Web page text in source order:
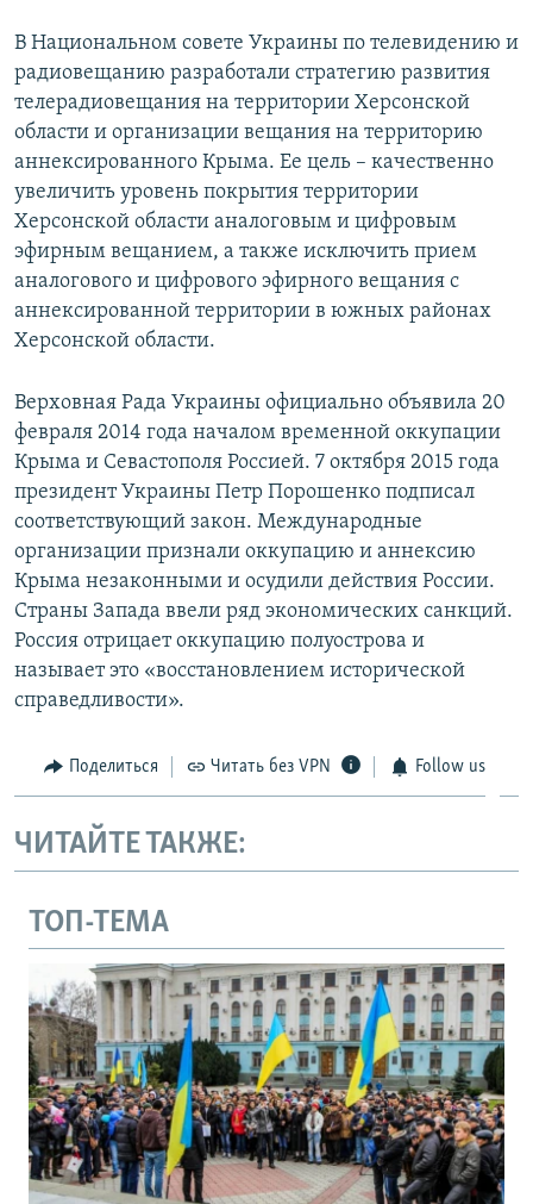
В Национальном совете Украины по телевидению и
радиовещанию разработали стратегию развития
телерадиовещания на территории Херсонской
области и организации вещания на территорию
аннексированного Крыма. Ее цель – качественно
увеличить уровень покрытия территории
Херсонской области аналоговым и цифровым
эфирным вещанием, а также исключить прием
аналогового и цифрового эфирного вещания с
аннексированной территории в южных районах
Херсонской области.
Верховная Рада Украины официально объявила 20
февраля 2014 года началом временной оккупации
Крыма и Севастополя Россией. 7 октября 2015 года
президент Украины Петр Порошенко подписал
соответствующий закон. Международные
организации признали оккупацию и аннексию
Крыма незаконными и осудили действия России.
Страны Запада ввели ряд экономических санкций.
Россия отрицает оккупацию полуострова и
называет это «восстановлением исторической
справедливости».
Поделиться Читать без VPN Follow us
ЧИТАЙТЕ ТАКЖЕ:
ТОП-ТЕМА